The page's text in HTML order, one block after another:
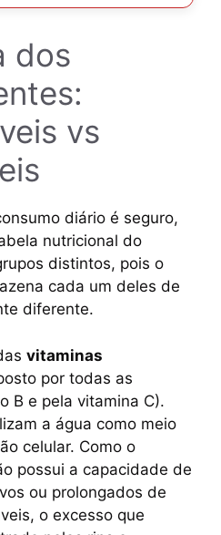
dos
vs
diário é seguro,
nutricional do
distintos, pois o
cada um deles de
diferente.
vitaminas
por todas as
B e pela vitamina C).
a água como meio
celular. Como o
possui a capacidade de
ou prolongados de
o excesso que